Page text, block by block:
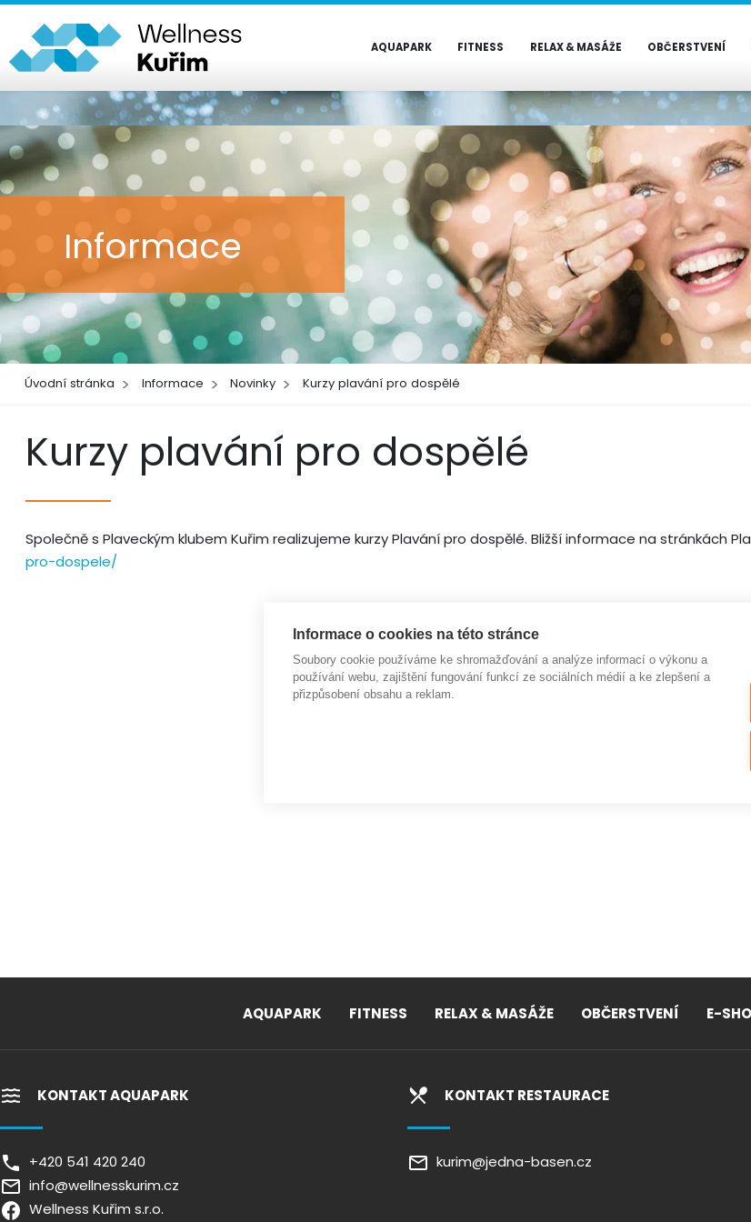
AQUAPARK FITNESS RELAX & MASÁŽE OBČERSTVENÍ
Informace
Úvodní stránka Informace Novinky Kurzy plavání pro dospělé
Kurzy plavání pro dospělé
Společně s Plaveckým klubem Kuřim realizujeme kurzy Plavání pro dospělé. Bližší informace na stránkách
pro-dospele/
AQUAPARK FITNESS RELAX & MASÁŽE OBČERSTVENÍ E-
KONTAKT AQUAPARK
+420 541 420 240
info@wellnesskurim.cz
Wellness Kuřim s.r.o.
KONTAKT RESTAURACE
kurim@jedna-basen.cz
Informace o cookies na této stránce
Soubory cookie používáme ke shromažďování a analýze informací o výkonu a
používání webu, zajištění fungování funkcí ze sociálních médií a ke zlepšení a
přizpůsobení obsahu a reklam.